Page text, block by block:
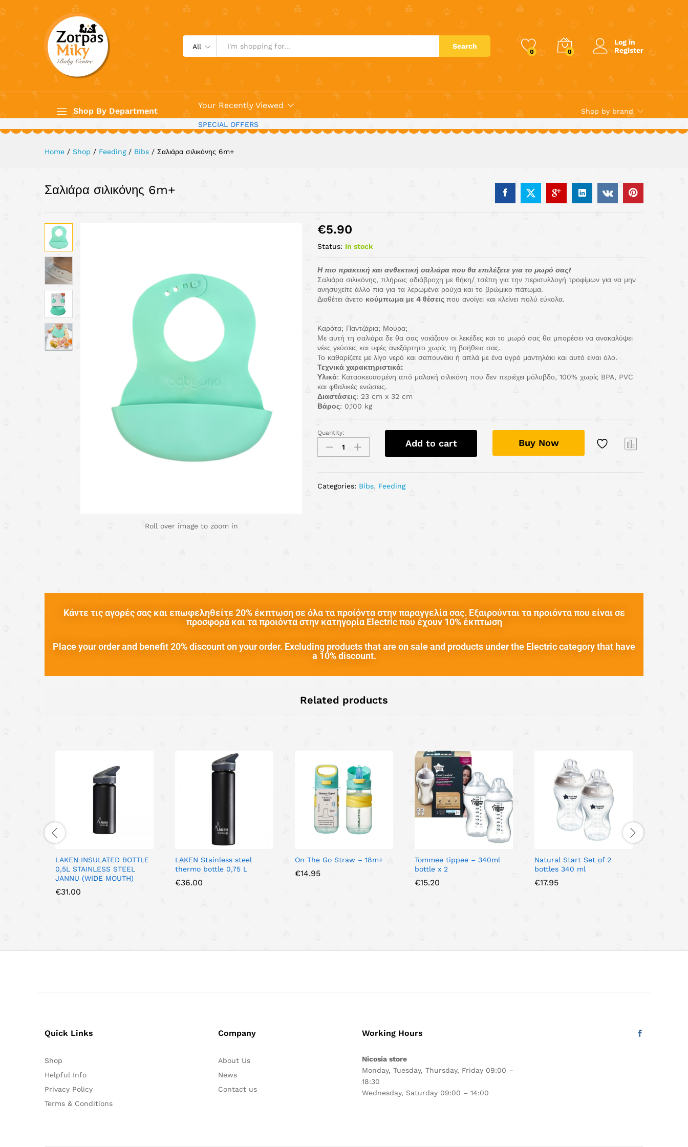
All Search
0 0
Log in
Register
Shop By Department
Your Recently Viewed
SPECIAL OFFERS
Shop by brand
Home / Shop / Feeding / Bibs / Σαλιάρα σιλικόνης 6m+
Σαλιάρα σιλικόνης 6m+
Roll over image to zoom in
€5.90
Status: In stock
Η πιο πρακτική και ανθεκτική σαλιάρα που θα επιλέξετε για το μωρό σας!
Σαλιάρα σιλικόνης, πλήρως αδιάβροχη με θήκη/ τσέπη για την περισυλλογή τροφίμων για να μην
ανησυχείτε άλλο πια για τα λερωμένα ρούχα και το βρώμικο πάτωμα.
Διαθέτει άνετο κούμπωμα με 4 θέσειςπου ανοίγει και κλείνει πολύ εύκολα.
Καρότα; Παντζάρια; Μούρα;
Με αυτή τη σαλιάρα δε θα σας νοιάζουν οι λεκέδες και το μωρό σας θα μπορέσει να ανακαλύψει
νέες γεύσεις και υφές ανεξάρτητο χωρίς τη βοήθεια σας.
Το καθαρίζετε με λίγο νερό και σαπουνάκι ή απλά με ένα υγρό μαντηλάκι και αυτό είναι όλο.
Τεχνικά χαρακτηριστικά:
Υλικό: Κατασκευασμένη από μαλακή σιλικόνη που δεν περιέχει μόλυβδο, 100% χωρίς BPA, PVC
και φθαλικές ενώσεις.
Διαστάσεις: 23 cm x 32 cm
Βάρος: 0,100 kg
Quantity:
Add to cart Buy Now
Categories: Bibs, Feeding
Κάντε τις αγορές σας και επωφεληθείτε 20% έκπτωση σε όλα τα προίόντα στην παραγγελία σας. Εξαιρούνται τα προιόντα που είναι σε
προσφορά και τα προιόντα στην κατηγορία Electric που έχουν 10% έκπτωση
Place your order and benefit 20% discount on your order. Excluding products that are on sale and products under the Electric category that have
a 10% discount.
Related products
LAKEN INSULATED BOTTLE
0,5L STAINLESS STEEL
JANNU (WIDE MOUTH)
€31.00
LAKEN Stainless steel
thermo bottle 0,75 L
€36.00
On The Go Straw – 18m+
€14.95
Tommee tippee – 340ml
bottle x 2
€15.20
Natural Start Set of 2
bottles 340 ml
€17.95
Quick Links
Shop
Helpful Info
Privacy Policy
Terms & Conditions
Company
About Us
News
Contact us
Working Hours
Nicosia store
Monday, Tuesday, Thursday, Friday 09:00 –
18:30
Wednesday, Saturday 09:00 – 14:00
Σαλιάρα σιλικόνης 6m+ 5.90 Add to cart